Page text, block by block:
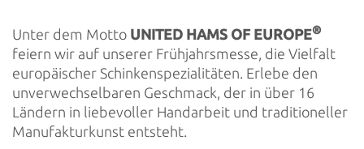
Unter dem Motto UNITED HAMS OF EUROPE®
feiern wir auf unserer Frühjahrsmesse, die Vielfalt
europäischer Schinkenspezialitäten. Erlebe den
unverwechselbaren Geschmack, der in über 16
Ländern in liebevoller Handarbeit und traditioneller
Manufakturkunst entsteht.